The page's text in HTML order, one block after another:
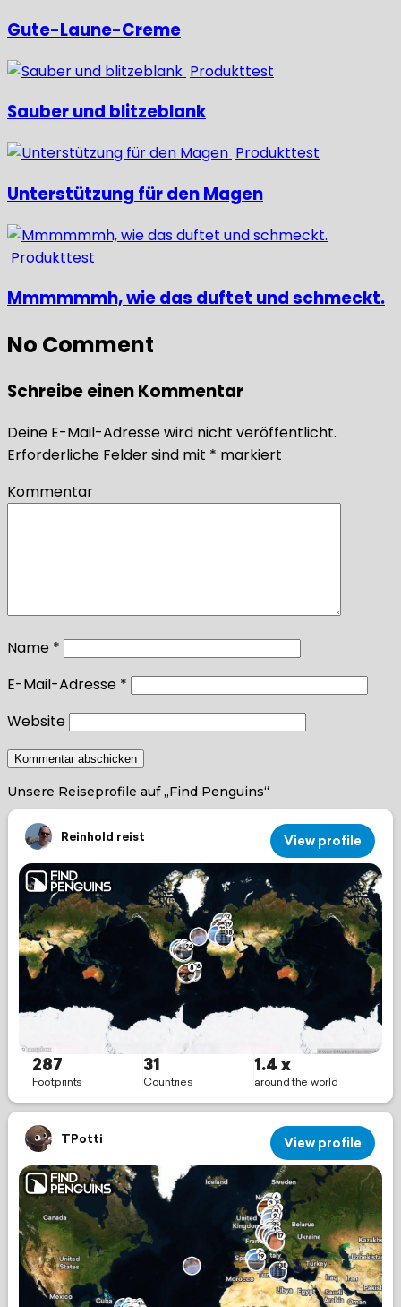
Gute-Laune-Creme
Produkttest
Sauber und blitzeblank
Produkttest
Unterstützung für den Magen
Produkttest
Mmmmmmh, wie das duftet und schmeckt.
No Comment
Schreibe einen Kommentar
Deine E-Mail-Adresse wird nicht veröffentlicht.
Erforderliche Felder sind mit * markiert
Kommentar
Name *
E-Mail-Adresse *
Website
Unsere Reiseprofile auf „Find Penguins“